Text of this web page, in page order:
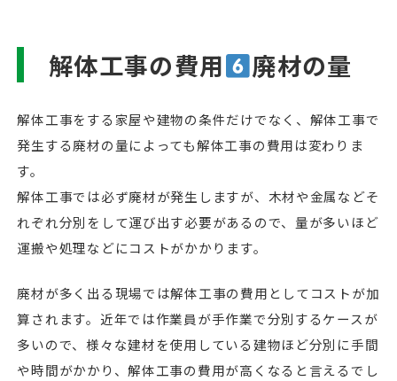
解体工事の費用 廃材の量
解体工事をする家屋や建物の条件だけでなく、解体工事で
発生する廃材の量によっても解体工事の費用は変わりま
す。
解体工事では必ず廃材が発生しますが、木材や金属などそ
れぞれ分別をして運び出す必要があるので、量が多いほど
運搬や処理などにコストがかかります。
廃材が多く出る現場では解体工事の費用としてコストが加
算されます。近年では作業員が手作業で分別するケースが
多いので、様々な建材を使用している建物ほど分別に手間
や時間がかかり、解体工事の費用が高くなると言えるでし